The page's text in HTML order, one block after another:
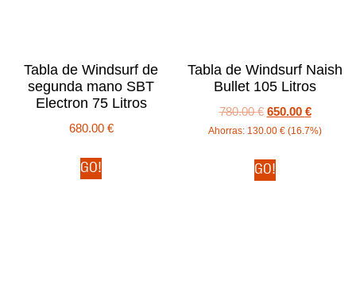
Tabla de Windsurf de
segunda mano SBT
Electron 75 Litros
680.00 €
GO!
Tabla de Windsurf Naish
Bullet 105 Litros
780.00€ 650.00 €
Ahorras: 130.00 € (16.7%)
GO!